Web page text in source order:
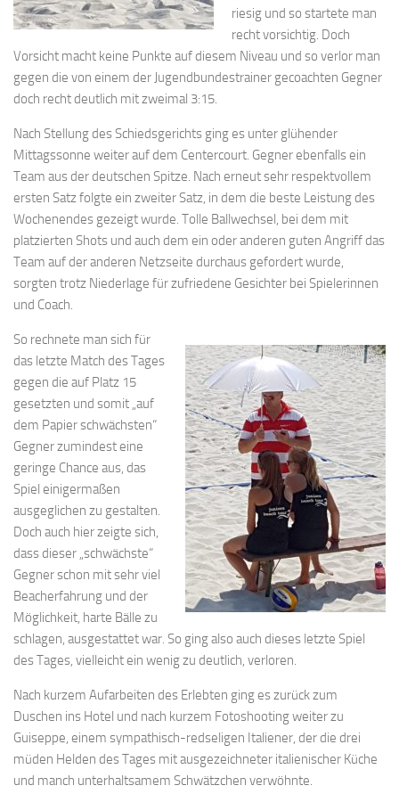
riesig und so startete man
recht vorsichtig. Doch
Vorsicht macht keine Punkte auf diesem Niveau und so verlor man
gegen die von einem der Jugendbundestrainer gecoachten Gegner
doch recht deutlich mit zweimal 3:15.
Nach Stellung des Schiedsgerichts ging es unter glühender
Mittagssonne weiter auf dem Centercourt. Gegner ebenfalls ein
Team aus der deutschen Spitze. Nach erneut sehr respektvollem
ersten Satz folgte ein zweiter Satz, in dem die beste Leistung des
Wochenendes gezeigt wurde. Tolle Ballwechsel, bei dem mit
platzierten Shots und auch dem ein oder anderen guten Angriff das
Team auf der anderen Netzseite durchaus gefordert wurde,
sorgten trotz Niederlage für zufriedene Gesichter bei Spielerinnen
und Coach.
So rechnete man sich für
das letzte Match des Tages
gegen die auf Platz 15
gesetzten und somit „auf
dem Papier schwächsten“
Gegner zumindest eine
geringe Chance aus, das
Spiel einigermaßen
ausgeglichen zu gestalten.
Doch auch hier zeigte sich,
dass dieser „schwächste“
Gegner schon mit sehr viel
Beacherfahrung und der
Möglichkeit, harte Bälle zu
schlagen, ausgestattet war. So ging also auch dieses letzte Spiel
des Tages, vielleicht ein wenig zu deutlich, verloren.
Nach kurzem Aufarbeiten des Erlebten ging es zurück zum
Duschen ins Hotel und nach kurzem Fotoshooting weiter zu
Guiseppe, einem sympathisch-redseligen Italiener, der die drei
müden Helden des Tages mit ausgezeichneter italienischer Küche
und manch unterhaltsamem Schwätzchen verwöhnte.